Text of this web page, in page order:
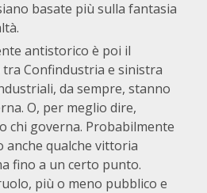
basate più sulla fantasia
antistorico è poi il
Confindustria e sinistra
da sempre, stanno
O, per meglio dire,
chi governa. Probabilmente
anche qualche vittoria
fino a un certo punto.
più o meno pubblico e